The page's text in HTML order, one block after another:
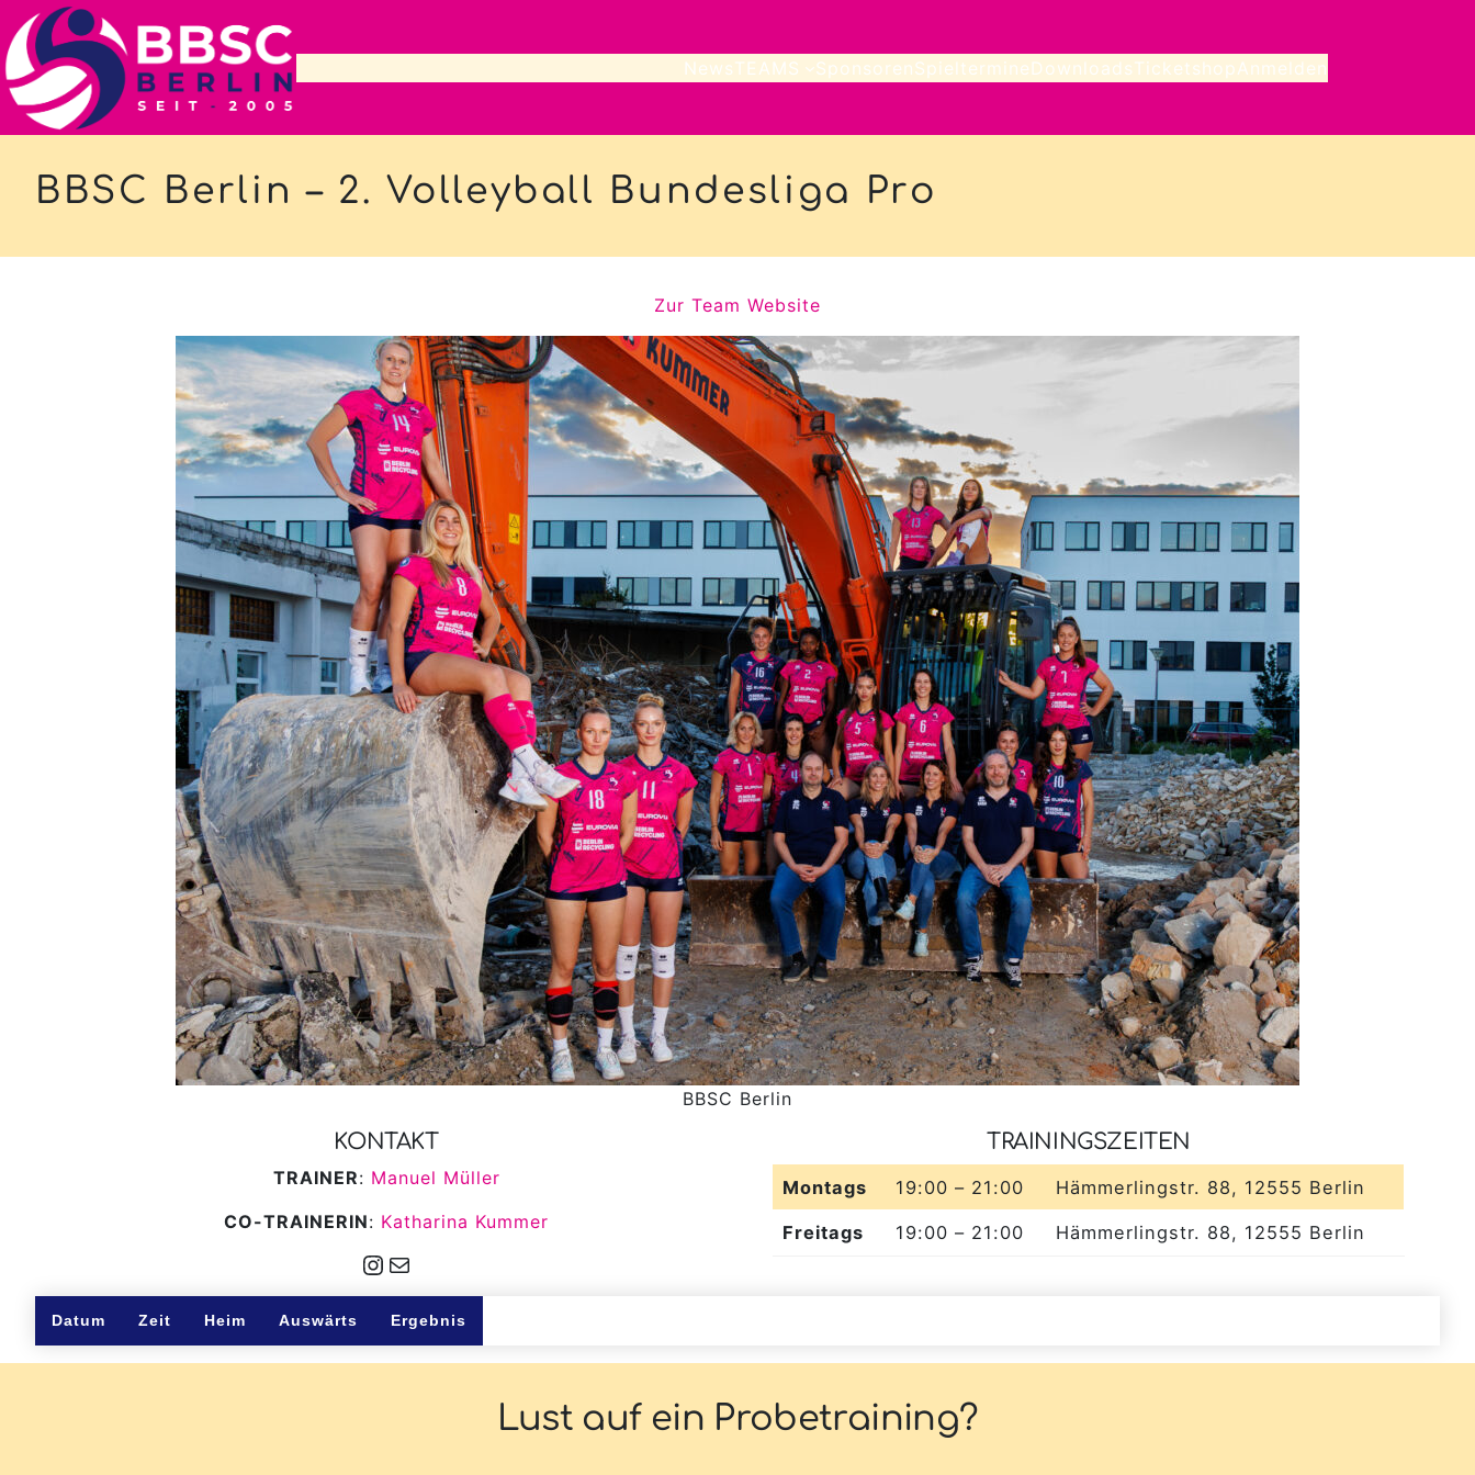
Zum
Inhalt
springen
News TEAMS SponsorenSpieltermine Downloads TicketshopAnmelden
BBSC Berlin – 2. Volleyball Bundesliga Pro
Zur Team Website
BBSC Berlin
KONTAKT
TRAINER: Manuel Müller
CO-TRAINERIN: Katharina Kummer
Instagram E-Mail
TRAININGSZEITEN
Montags 19:00 – 21:00 Hämmerlingstr. 88, 12555 Berlin
Freitags 19:00 – 21:00 Hämmerlingstr. 88, 12555 Berlin
Datum Zeit Heim Auswärts Ergebnis
Lust auf ein Probetraining?